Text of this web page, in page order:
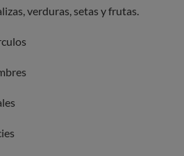
verduras, setas y frutas.